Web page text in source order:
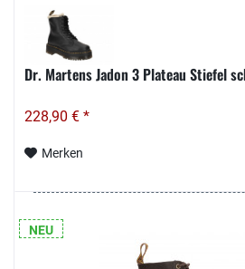
Dr. Martens Jadon 3 Plateau Stiefel
228,90 € *
Merken
NEU